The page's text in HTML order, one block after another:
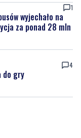
1
wyjechało na
za ponad 28 mln
4
do gry